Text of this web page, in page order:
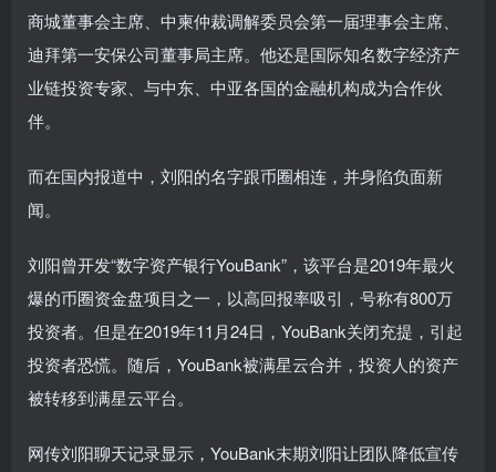
商城董事会主席、中柬仲裁调解委员会第一届理事会主席、
迪拜第一安保公司董事局主席。他还是国际知名数字经济产
业链投资专家、与中东、中亚各国的金融机构成为合作伙
伴。
而在国内报道中，刘阳的名字跟币圈相连，并身陷负面新
闻。
刘阳曾开发“数字资产银行YouBank”，该平台是2019年最火
爆的币圈资金盘项目之一，以高回报率吸引，号称有800万
投资者。但是在2019年11月24日，YouBank关闭充提，引起
投资者恐慌。随后，YouBank被满星云合并，投资人的资产
被转移到满星云平台。
网传刘阳聊天记录显示，YouBank末期刘阳让团队降低宣传